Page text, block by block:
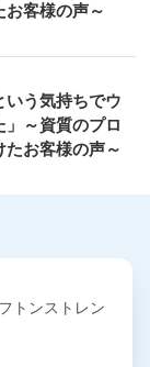
お客様の声～
いう気持ちでウ
」～資質のプロ
たお客様の声～
トンストレン